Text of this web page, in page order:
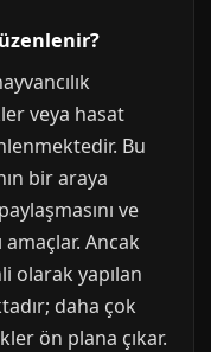
veya hasat
Bu
bir araya
ve
Ancak
olarak yapılan
daha çok
ön plana çıkar.